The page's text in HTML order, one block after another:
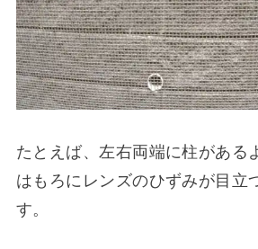
たとえば、左右両端に柱がある
はもろにレンズのひずみが目立
す。